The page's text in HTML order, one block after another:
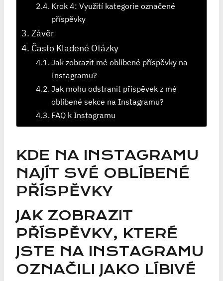
Krok 4: Využití kategorie označené
příspěvky
Závěr
Často Kladené Otázky
Jak zobrazit mé oblíbené příspěvky na
Instagramu?
Jak mohu odstranit příspěvek z mé
oblíbené sekce na Instagramu?
FAQ k Instagramu
KDE NA INSTAGRAMU
NAJÍT SVÉ OBLÍBENÉ
PŘÍSPĚVKY
JAK ZOBRAZIT
PŘÍSPĚVKY, KTERÉ
JSTE NA INSTAGRAMU
OZNAČILI JAKO LÍBIVÉ